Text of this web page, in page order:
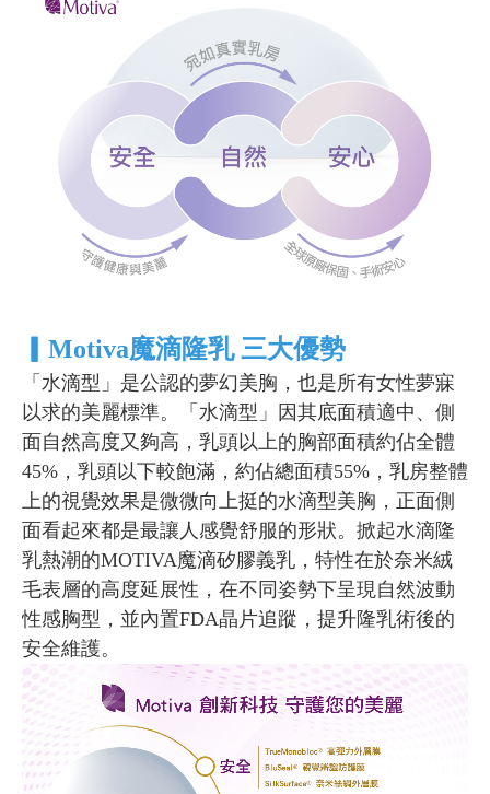
Motiva魔滴隆乳 三大優勢
「水滴型」是公認的夢幻美胸，也是所有女性夢寐
以求的美麗標準。「水滴型」因其底面積適中、側
面自然高度又夠高，乳頭以上的胸部面積約佔全體
45%，乳頭以下較飽滿，約佔總面積55%，乳房整體
上的視覺效果是微微向上挺的水滴型美胸，正面側
面看起來都是最讓人感覺舒服的形狀。掀起水滴隆
乳熱潮的MOTIVA魔滴矽膠義乳，特性在於奈米絨
毛表層的高度延展性，在不同姿勢下呈現自然波動
性感胸型，並內置FDA晶片追蹤，提升隆乳術後的
安全維護。